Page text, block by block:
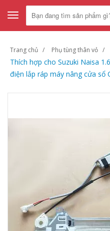
Toggle
navigation
Trang chủ Phụ tùng thân vỏ
Thích hợp cho Suzuki Naisa
điện lắp ráp máy nâng cửa sổ